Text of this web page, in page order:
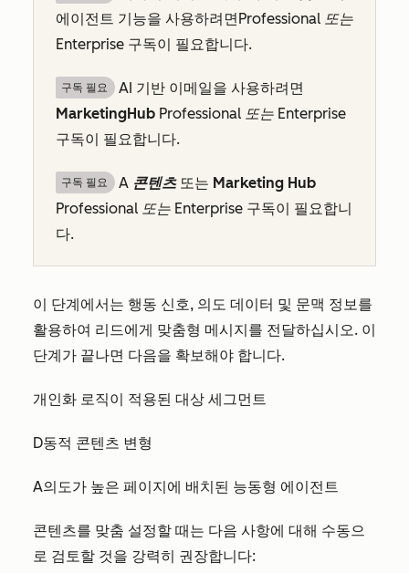
에이전트 기능을 사용하려면 Professional 또는
Enterprise 구독이 필요합니다.
구독 필요
AI 기반 이메일을 사용하려면
MarketingHub Professional 또는 Enterprise
구독이 필요합니다.
구독 필요 A 콘텐츠또는 Marketing Hub
Professional 또는 Enterprise 구독이 필요합니
다.
이 단계에서는 행동 신호, 의도 데이터 및 문맥 정보를
활용하여 리드에게 맞춤형 메시지를 전달하십시오. 이
단계가 끝나면 다음을 확보해야 합니다.
개인화 로직이 적용된 대상 세그먼트
D동적 콘텐츠 변형
A의도가 높은 페이지에 배치된 능동형 에이전트
콘텐츠를 맞춤 설정할 때는 다음 사항에 대해 수동으
로 검토할 것을 강력히 권장합니다: